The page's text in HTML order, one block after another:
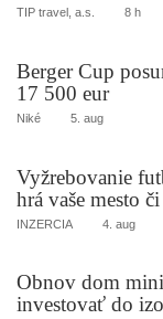
TIP travel, a.s. 8 h
Berger Cup
17 500 eur
Niké 5. aug
Vyžrebovanie
hrá vaše mesto
INZERCIA 4. aug
Obnov dom
investovať do